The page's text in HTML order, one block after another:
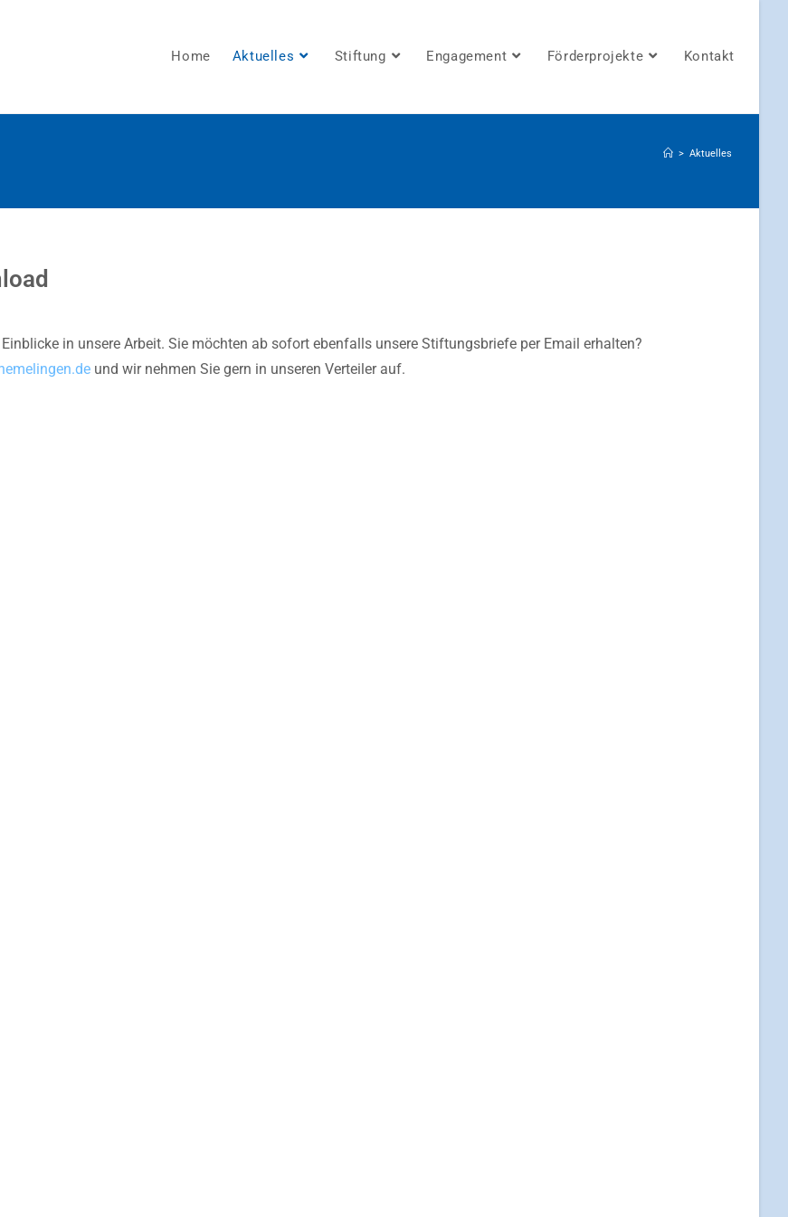
Home Aktuelles Stiftung Engagement Förderprojekte Kontakt
> Aktuelles
in unsere Arbeit. Sie möchten ab sofort ebenfalls unsere Stiftungsbriefe per Email erhalten?
und wir nehmen Sie gern in unseren Verteiler auf.